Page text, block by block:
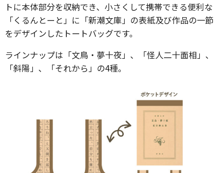
トに本体部分を収納でき、小さくして携帯できる便利な
「くるんとーと」に「新潮⽂庫」の表紙及び作品の一節
をデザインしたトートバッグです。
ラインナップは「文鳥・夢十夜」、「怪人二十面相」、
「斜陽」、「それから」の4種。